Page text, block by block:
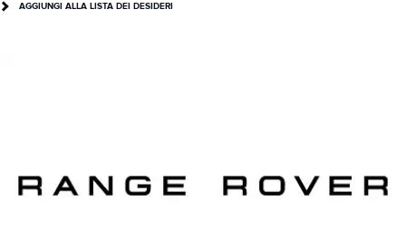
AGGIUNGI ALLA LISTA DEI DESIDERI